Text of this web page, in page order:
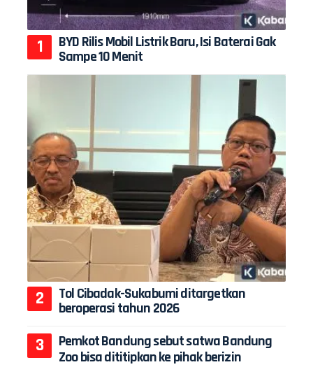
BYD Rilis Mobil Listrik Baru, Isi Baterai Gak
Sampe 10 Menit
Tol Cibadak-Sukabumi ditargetkan
beroperasi tahun 2026
Pemkot Bandung sebut satwa Bandung
Zoo bisa dititipkan ke pihak berizin